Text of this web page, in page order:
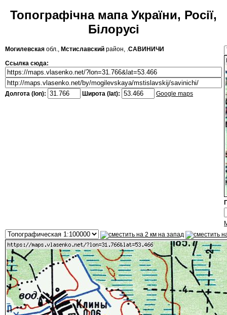
Топографічна мапа України, Росії,
Білорусі
Могилевская обл., Мстиславский район, .САВИНИЧИ
Ссылка сюда:
Долгота (lon): Широта (lat): Google maps